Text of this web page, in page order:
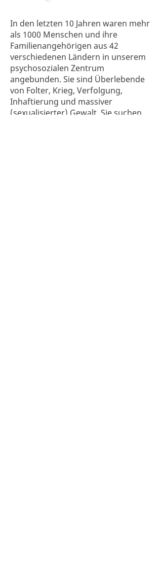
In den letzten 10 Jahren waren mehr
als 1000 Menschen und ihre
Familienangehörigen aus 42
verschiedenen Ländern in unserem
psychosozialen Zentrum
angebunden. Sie sind Überlebende
von Folter, Krieg, Verfolgung,
Inhaftierung und massiver
(sexualisierter) Gewalt. Sie suchen